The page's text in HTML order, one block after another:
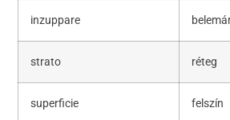
inzuppare
strato réteg
superficie felszín